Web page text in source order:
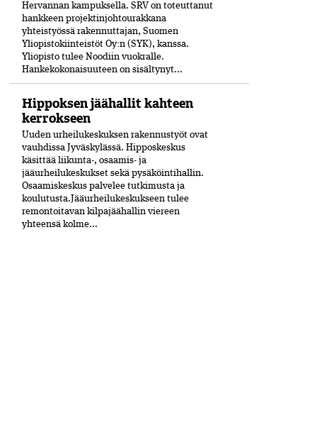
Hervannan kampuksella. SRV on toteuttanut
hankkeen projektinjohtourakkana
yhteistyössä rakennuttajan, Suomen
Yliopistokiinteistöt Oy:n (SYK), kanssa.
Yliopisto tulee Noodiin vuokralle.
Hankekokonaisuuteen on sisältynyt...
Hippoksen jäähallit kahteen
kerrokseen
Uuden urheilukeskuksen rakennustyöt ovat
vauhdissa Jyväskylässä. Hipposkeskus
käsittää liikunta-, osaamis- ja
jääurheilukeskukset sekä pysäköintihallin.
Osaamiskeskus palvelee tutkimusta ja
koulutusta.Jääurheilukeskukseen tulee
remontoitavan kilpajäähallin viereen
yhteensä kolme...